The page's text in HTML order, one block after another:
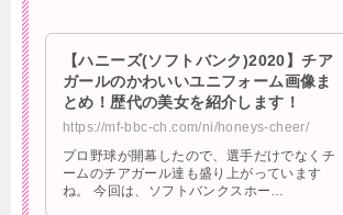
【ハニーズ(ソフトバンク)2020】チア
ガールのかわいいユニフォーム画像ま
とめ！歴代の美女を紹介します！
https://mf-bbc-ch.com/ni/honeys-cheer/
プロ野球が開幕したので、選手だけでなくチ
ームのチアガール達も盛り上がっています
ね。 今回は、ソフトバンクスホー…